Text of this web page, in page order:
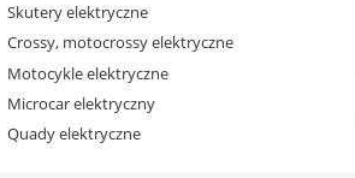
Skutery elektryczne
Crossy, motocrossy elektryczne
Motocykle elektryczne
Microcar elektryczny
Quady elektryczne